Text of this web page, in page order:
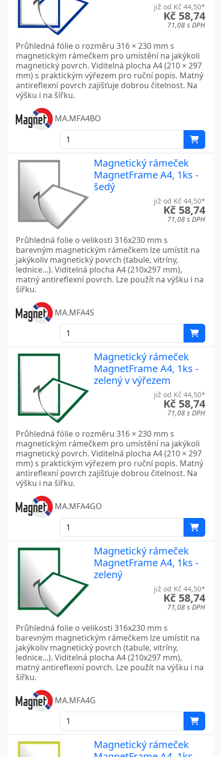
již od Kč 44,50*
Kč 58,74
71,08 s DPH
Průhledná fólie o rozměru 316 × 230 mm s
magnetickým rámečkem pro umístění na jakýkoli
magnetický povrch. Viditelná plocha A4 (210 × 297
mm) s praktickým výřezem pro ruční popis. Matný
antireflexní povrch zajišťuje dobrou čitelnost. Na
výšku i na šířku.
MA.MFA4BO
Magnetický rámeček
MagnetFrame A4, 1ks -
šedý
již od Kč 44,50*
Kč 58,74
71,08 s DPH
Průhledná folie o velikosti 316x230 mm s
barevným magnetickým rámečkem lze umístit na
jakýkoliv magnetický povrch (tabule, vitríny,
lednice...). Viditelná plocha A4 (210x297 mm),
matný antireflexní povrch. Lze použít na výšku i na
šířku.
MA.MFA4S
Magnetický rámeček
MagnetFrame A4, 1ks -
zelený v výřezem
již od Kč 44,50*
Kč 58,74
71,08 s DPH
Průhledná fólie o rozměru 316 × 230 mm s
magnetickým rámečkem pro umístění na jakýkoli
magnetický povrch. Viditelná plocha A4 (210 × 297
mm) s praktickým výřezem pro ruční popis. Matný
antireflexní povrch zajišťuje dobrou čitelnost. Na
výšku i na šířku.
MA.MFA4GO
Magnetický rámeček
MagnetFrame A4, 1ks -
zelený
již od Kč 44,50*
Kč 58,74
71,08 s DPH
Průhledná folie o velikosti 316x230 mm s
barevným magnetickým rámečkem lze umístit na
jakýkoliv magnetický povrch (tabule, vitríny,
lednice...). Viditelná plocha A4 (210x297 mm),
matný antireflexní povrch. Lze použít na výšku i na
šířku.
MA.MFA4G
Magnetický rámeček